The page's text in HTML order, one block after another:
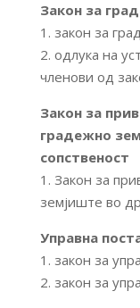
Закон за
1. закон за
2. одлука на
членови од
Закон за
градежно
сопственост
1. Закон за
земјиште во
Управна
1. закон за
2. закон за